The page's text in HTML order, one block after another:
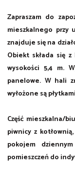
Zapraszam do
mieszkalnego przy
znajduje się na
Obiekt składa się
wysokości 5,4 m.
panelowe. W hali
wyłożone są
Część mieszkalna/
piwnicy z
pokojem
pomieszczeń do